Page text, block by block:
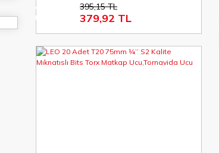
%4
indirim
395,15 TL
379,92 TL